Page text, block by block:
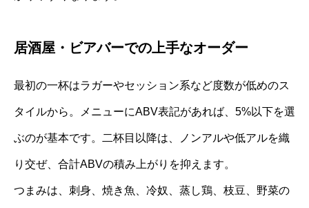
居酒屋・ビアバーでの上手なオーダー
最初の一杯はラガーやセッション系など度数が低めのス
タイルから。メニューにABV表記があれば、5%以下を選
ぶのが基本です。二杯目以降は、ノンアルや低アルを織
り交ぜ、合計ABVの積み上がりを抑えます。
つまみは、刺身、焼き魚、冷奴、蒸し鶏、枝豆、野菜の